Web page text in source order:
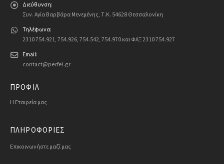
Διεύθυνση:
Συν. Αγία Βαρβάρα Μενεμένης, Τ.Κ. 54628 Θεσσαλονίκη
Τηλέφωνα:
2310 754.921, 754.926, 754.542, 754.970 και ΦΑΞ 2310 754.927
Email:
contact@perfel.gr
ΠΡΟΦΙΛ
Η Εταιρεία μας
ΠΛΗΡΟΦΟΡΙΕΣ
Επικοινωνήστε μαζί μας